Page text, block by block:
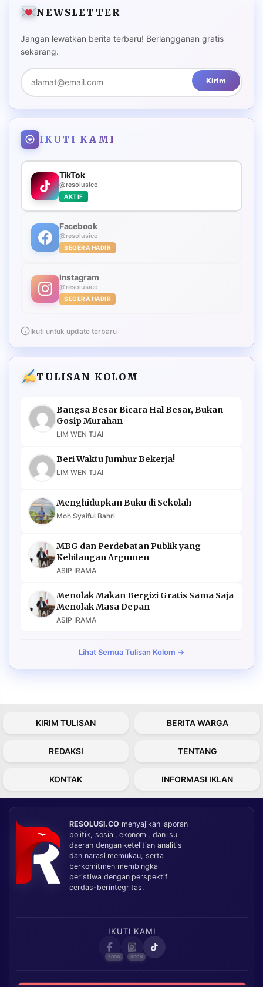
NEWSLETTER
Jangan lewatkan berita terbaru! Berlangganan gratis
sekarang.
Kirim
IKUTI KAMI
TikTok
@resolusico
AKTIF
Facebook
@resolusico
SEGERA HADIR
Instagram
@resolusico
SEGERA HADIR
Ikuti untuk update terbaru
TULISAN KOLOM
Bangsa Besar Bicara Hal Besar, Bukan
Gosip Murahan
LIM WEN TJAI
Beri Waktu Jumhur Bekerja!
LIM WEN TJAI
Menghidupkan Buku di Sekolah
Moh Syaiful Bahri
MBG dan Perdebatan Publik yang
Kehilangan Argumen
ASIP IRAMA
Menolak Makan Bergizi Gratis Sama Saja
Menolak Masa Depan
ASIP IRAMA
Lihat Semua Tulisan Kolom →
KIRIM TULISAN BERITA WARGA
REDAKSI TENTANG
KONTAK INFORMASI IKLAN
RESOLUSI.CO menyajikan laporan
politik, sosial, ekonomi, dan isu
daerah dengan ketelitian analitis
dan narasi memukau, serta
berkomitmen membingkai
peristiwa dengan perspektif
cerdas-berintegritas.
IKUTI KAMI